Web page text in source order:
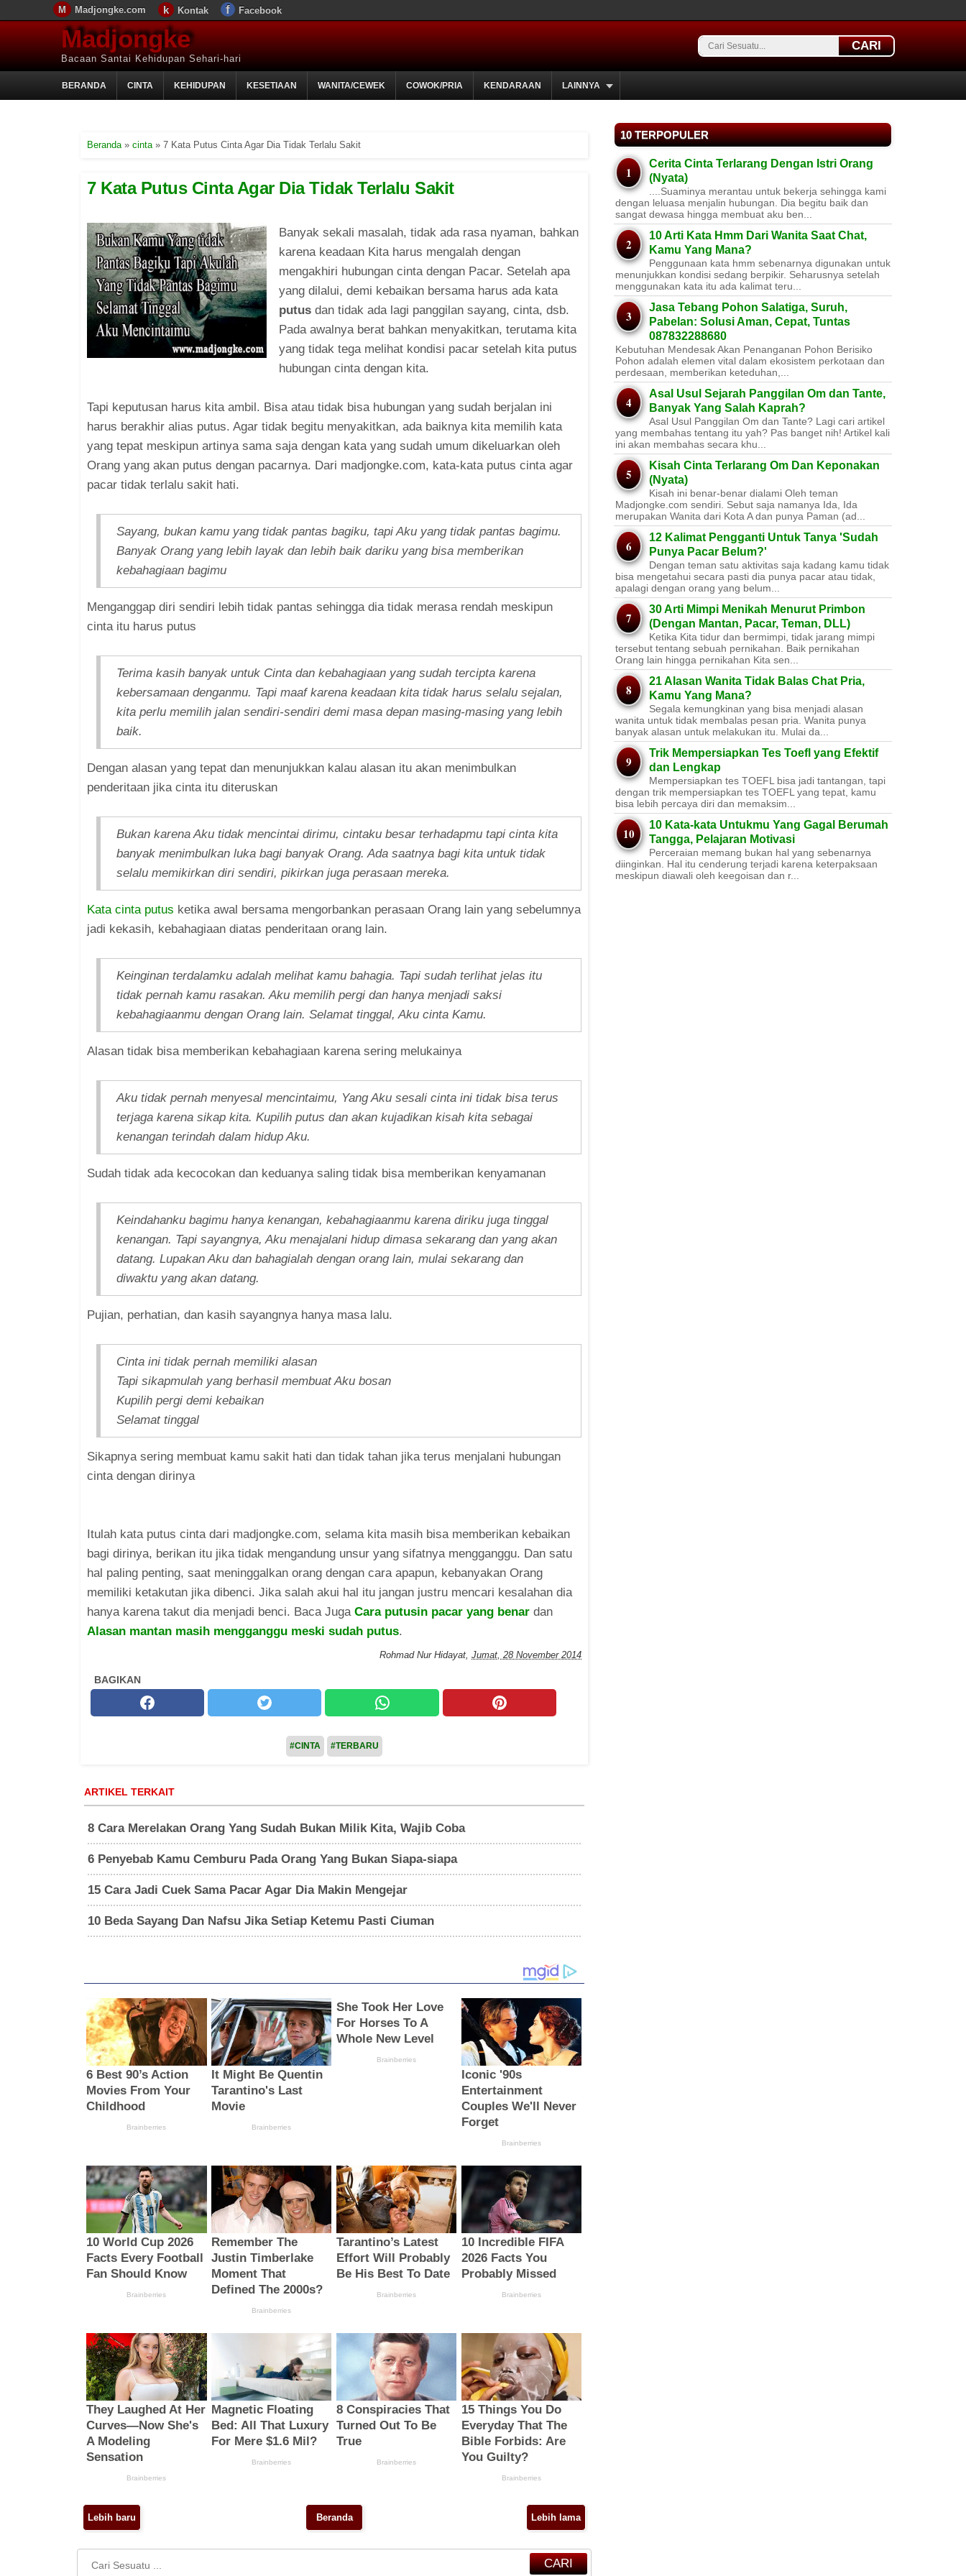
Madjongke.com Kontak Facebook
Madjongke
Bacaan Santai Kehidupan Sehari-hari
CARI
BERANDA CINTA KEHIDUPAN KESETIAAN WANITA/CEWEK COWOK/PRIA KENDARAAN LAINNYA
Beranda» cinta» 7 Kata Putus Cinta Agar Dia Tidak Terlalu Sakit
7 Kata Putus Cinta Agar Dia Tidak Terlalu Sakit
Banyak sekali masalah, tidak ada rasa nyaman, bahkan
karena keadaan Kita harus mengalah dengan
mengakhiri hubungan cinta dengan Pacar. Setelah apa
yang dilalui, demi kebaikan bersama harus ada kata
putus dan tidak ada lagi panggilan sayang, cinta, dsb.
Pada awalnya berat bahkan menyakitkan, terutama kita
yang tidak tega melihat kondisi pacar setelah kita putus
hubungan cinta dengan kita.
Tapi keputusan harus kita ambil. Bisa atau tidak bisa hubungan yang sudah berjalan ini
harus berakhir alias putus. Agar tidak begitu menyakitkan, ada baiknya kita memilih kata
yang tepat meskipun artinya sama saja dengan kata yang sudah umum dikeluarkan oleh
Orang yang akan putus dengan pacarnya. Dari madjongke.com, kata-kata putus cinta agar
pacar tidak terlalu sakit hati.
Sayang, bukan kamu yang tidak pantas bagiku, tapi Aku yang tidak pantas bagimu.
Banyak Orang yang lebih layak dan lebih baik dariku yang bisa memberikan
kebahagiaan bagimu
Menganggap diri sendiri lebih tidak pantas sehingga dia tidak merasa rendah meskipun
cinta itu harus putus
Terima kasih banyak untuk Cinta dan kebahagiaan yang sudah tercipta karena
kebersamaan denganmu. Tapi maaf karena keadaan kita tidak harus selalu sejalan,
kita perlu memilih jalan sendiri-sendiri demi masa depan masing-masing yang lebih
baik.
Dengan alasan yang tepat dan menunjukkan kalau alasan itu akan menimbulkan
penderitaan jika cinta itu diteruskan
Bukan karena Aku tidak mencintai dirimu, cintaku besar terhadapmu tapi cinta kita
banyak menimbulkan luka bagi banyak Orang. Ada saatnya bagi kita untuk tidak
selalu memikirkan diri sendiri, pikirkan juga perasaan mereka.
Kata cinta putus ketika awal bersama mengorbankan perasaan Orang lain yang sebelumnya
jadi kekasih, kebahagiaan diatas penderitaan orang lain.
Keinginan terdalamku adalah melihat kamu bahagia. Tapi sudah terlihat jelas itu
tidak pernah kamu rasakan. Aku memilih pergi dan hanya menjadi saksi
kebahagiaanmu dengan Orang lain. Selamat tinggal, Aku cinta Kamu.
Alasan tidak bisa memberikan kebahagiaan karena sering melukainya
Aku tidak pernah menyesal mencintaimu, Yang Aku sesali cinta ini tidak bisa terus
terjaga karena sikap kita. Kupilih putus dan akan kujadikan kisah kita sebagai
kenangan terindah dalam hidup Aku.
Sudah tidak ada kecocokan dan keduanya saling tidak bisa memberikan kenyamanan
Keindahanku bagimu hanya kenangan, kebahagiaanmu karena diriku juga tinggal
kenangan. Tapi sayangnya, Aku menajalani hidup dimasa sekarang dan yang akan
datang. Lupakan Aku dan bahagialah dengan orang lain, mulai sekarang dan
diwaktu yang akan datang.
Pujian, perhatian, dan kasih sayangnya hanya masa lalu.
Cinta ini tidak pernah memiliki alasan
Tapi sikapmulah yang berhasil membuat Aku bosan
Kupilih pergi demi kebaikan
Selamat tinggal
Sikapnya sering membuat kamu sakit hati dan tidak tahan jika terus menjalani hubungan
cinta dengan dirinya
Itulah kata putus cinta dari madjongke.com, selama kita masih bisa memberikan kebaikan
bagi dirinya, berikan itu jika tidak mengandung unsur yang sifatnya mengganggu. Dan satu
hal paling penting, saat meninggalkan orang dengan cara apapun, kebanyakan Orang
memiliki ketakutan jika dibenci. Jika salah akui hal itu jangan justru mencari kesalahan dia
hanya karena takut dia menjadi benci. Baca Juga Cara putusin pacar yang benar dan
Alasan mantan masih mengganggu meski sudah putus.
Rohmad Nur Hidayat, Jumat, 28 November 2014
BAGIKAN
#CINTA #TERBARU
ARTIKEL TERKAIT
8 Cara Merelakan Orang Yang Sudah Bukan Milik Kita, Wajib Coba
6 Penyebab Kamu Cemburu Pada Orang Yang Bukan Siapa-siapa
15 Cara Jadi Cuek Sama Pacar Agar Dia Makin Mengejar
10 Beda Sayang Dan Nafsu Jika Setiap Ketemu Pasti Ciuman
Lebih baru Lebih lama
Beranda
CARI
10 TERPOPULER
Cerita Cinta Terlarang Dengan Istri Orang
(Nyata)
....Suaminya merantau untuk bekerja sehingga kami
dengan leluasa menjalin hubungan. Dia begitu baik dan
sangat dewasa hingga membuat aku ben...
10 Arti Kata Hmm Dari Wanita Saat Chat,
Kamu Yang Mana?
Penggunaan kata hmm sebenarnya digunakan untuk
menunjukkan kondisi sedang berpikir. Seharusnya setelah
menggunakan kata itu ada kalimat teru...
Jasa Tebang Pohon Salatiga, Suruh,
Pabelan: Solusi Aman, Cepat, Tuntas
087832288680
Kebutuhan Mendesak Akan Penanganan Pohon Berisiko ​
Pohon adalah elemen vital dalam ekosistem perkotaan dan
perdesaan, memberikan keteduhan,...
Asal Usul Sejarah Panggilan Om dan Tante,
Banyak Yang Salah Kaprah?
Asal Usul Panggilan Om dan Tante? Lagi cari artikel
yang membahas tentang itu yah? Pas banget nih! Artikel kali
ini akan membahas secara khu...
Kisah Cinta Terlarang Om Dan Keponakan
(Nyata)
Kisah ini benar-benar dialami Oleh teman
Madjongke.com sendiri. Sebut saja namanya Ida, Ida
merupakan Wanita dari Kota A dan punya Paman (ad...
12 Kalimat Pengganti Untuk Tanya 'Sudah
Punya Pacar Belum?'
Dengan teman satu aktivitas saja kadang kamu tidak
bisa mengetahui secara pasti dia punya pacar atau tidak,
apalagi dengan orang yang belum...
30 Arti Mimpi Menikah Menurut Primbon
(Dengan Mantan, Pacar, Teman, DLL)
Ketika Kita tidur dan bermimpi, tidak jarang mimpi
tersebut tentang sebuah pernikahan. Baik pernikahan
Orang lain hingga pernikahan Kita sen...
21 Alasan Wanita Tidak Balas Chat Pria,
Kamu Yang Mana?
Segala kemungkinan yang bisa menjadi alasan
wanita untuk tidak membalas pesan pria. Wanita punya
banyak alasan untuk melakukan itu. Mulai da...
Trik Mempersiapkan Tes Toefl yang Efektif
dan Lengkap
Mempersiapkan tes TOEFL bisa jadi tantangan, tapi
dengan trik mempersiapkan tes TOEFL yang tepat, kamu
bisa lebih percaya diri dan memaksim...
10 Kata-kata Untukmu Yang Gagal Berumah
Tangga, Pelajaran Motivasi
Perceraian memang bukan hal yang sebenarnya
diinginkan. Hal itu cenderung terjadi karena keterpaksaan
meskipun diawali oleh keegoisan dan r...